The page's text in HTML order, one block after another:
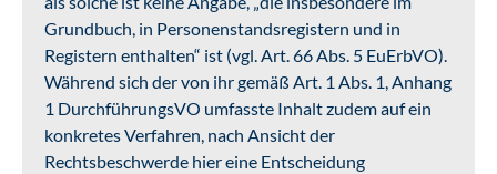
Grundbuch, in Personenstandsregistern und in
Registern enthalten“ ist (vgl. Art. 66 Abs. 5 EuErbVO).
Während sich der von ihr gemäß Art. 1 Abs. 1, Anhang
1 DurchführungsVO umfasste Inhalt zudem auf ein
konkretes Verfahren, nach Ansicht der
Rechtsbeschwerde hier eine Entscheidung